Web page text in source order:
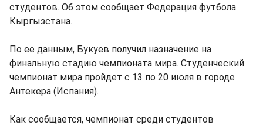
студентов. Об этом сообщает Федерация футбола
Кыргызстана.
По ее данным, Букуев получил назначение на
финальную стадию чемпионата мира. Студенческий
чемпионат мира пройдет с 13 по 20 июля в городе
Антекера (Испания).
Как сообщается, чемпионат среди студентов